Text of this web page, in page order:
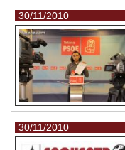
30/11/2010
30/11/2010